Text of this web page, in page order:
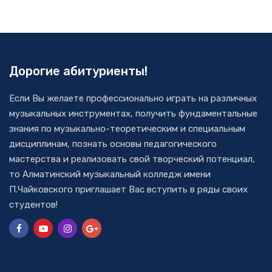
Дорогие абитуриенты!
Если Вы желаете профессионально играть на различных
музыкальных инструментах, получить фундаментальные
знания по музыкально-теоретическим и специальным
дисциплинам, познать основы педагогического
мастерства и реализовать свой творческий потенциал,
то Алматинский музыкальный колледж имени
П.Чайковского приглашает Вас вступить в ряды своих
студентов!